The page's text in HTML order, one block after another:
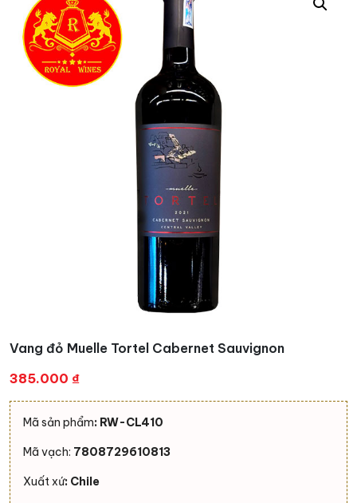
Vang đỏ Muelle Tortel Cabernet Sauvignon
385.000 ₫
Mã sản phẩm: RW-CL410
Mã vạch: 7808729610813
Xuất xứ: Chile